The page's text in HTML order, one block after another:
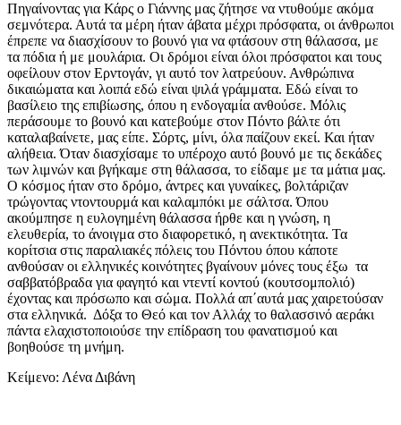
Πηγαίνοντας για Κάρς ο Γιάννης μας ζήτησε να ντυθούμε ακόμα
σεμνότερα. Αυτά τα μέρη ήταν άβατα μέχρι πρόσφατα, οι άνθρωποι
έπρεπε να διασχίσουν το βουνό για να φτάσουν στη θάλασσα, με
τα πόδια ή με μουλάρια. Οι δρόμοι είναι όλοι πρόσφατοι και τους
οφείλουν στον Ερντογάν, γι αυτό τον λατρεύουν. Ανθρώπινα
δικαιώματα και λοιπά εδώ είναι ψιλά γράμματα. Εδώ είναι το
βασίλειο της επιβίωσης, όπου η ενδογαμία ανθούσε. Μόλις
περάσουμε το βουνό και κατεβούμε στον Πόντο βάλτε ότι
καταλαβαίνετε, μας είπε. Σόρτς, μίνι, όλα παίζουν εκεί. Και ήταν
αλήθεια. Όταν διασχίσαμε το υπέροχο αυτό βουνό με τις δεκάδες
των λιμνών και βγήκαμε στη θάλασσα, το είδαμε με τα μάτια μας.
Ο κόσμος ήταν στο δρόμο, άντρες και γυναίκες, βολτάριζαν
τρώγοντας ντοντουρμά και καλαμπόκι με σάλτσα. Όπου
ακούμπησε η ευλογημένη θάλασσα ήρθε και η γνώση, η
ελευθερία, το άνοιγμα στο διαφορετικό, η ανεκτικότητα. Τα
κορίτσια στις παραλιακές πόλεις του Πόντου όπου κάποτε
ανθούσαν οι ελληνικές κοινότητες βγαίνουν μόνες τους έξω τα
σαββατόβραδα για φαγητό και ντεντί κοντού (κουτσομπολιό)
έχοντας και πρόσωπο και σώμα. Πολλά απ΄αυτά μας χαιρετούσαν
στα ελληνικά. Δόξα το Θεό και τον Αλλάχ το θαλασσινό αεράκι
πάντα ελαχιστοποιούσε την επίδραση του φανατισμού και
βοηθούσε τη μνήμη.
Κείμενο: Λένα Διβάνη